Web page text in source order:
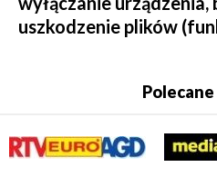
uszkodzenie plików